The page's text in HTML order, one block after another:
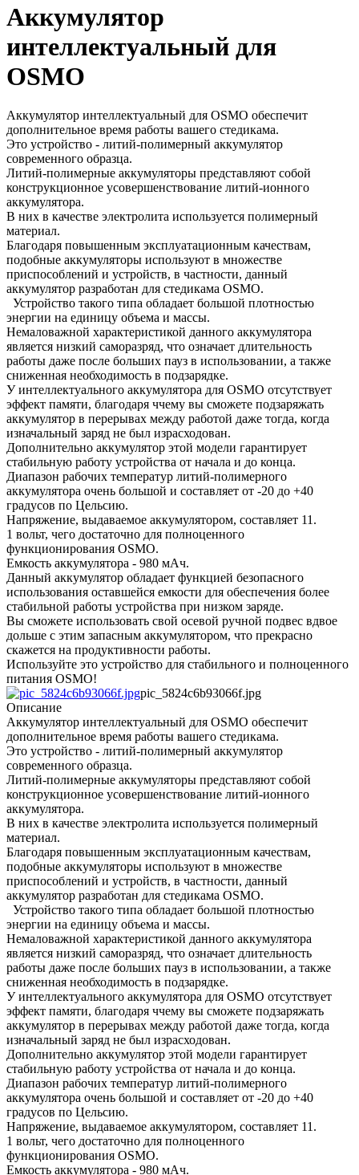
Аккумулятор
интеллектуальный для
OSMO
Аккумулятор интеллектуальный для OSMO обеспечит
дополнительное время работы вашего стедикама.
Это устройство - литий-полимерный аккумулятор
современного образца.
Литий-полимерные аккумуляторы представляют собой
конструкционное усовершенствование литий-ионного
аккумулятора.
В них в качестве электролита используется полимерный
материал.
Благодаря повышенным эксплуатационным качествам,
подобные аккумуляторы используют в множестве
приспособлений и устройств, в частности, данный
аккумулятор разработан для стедикама OSMO.
Устройство такого типа обладает большой плотностью
энергии на единицу объема и массы.
Немаловажной характеристикой данного аккумулятора
является низкий саморазряд, что означает длительность
работы даже после больших пауз в использовании, а также
сниженная необходимость в подзарядке.
У интеллектуального аккумулятора для OSMO отсутствует
эффект памяти, благодаря ччему вы сможете подзаряжать
аккумулятор в перерывах между работой даже тогда, когда
изначальный заряд не был израсходован.
Дополнительно аккумулятор этой модели гарантирует
стабильную работу устройства от начала и до конца.
Диапазон рабочих температур литий-полимерного
аккумулятора очень большой и составляет от -20 до +40
градусов по Цельсию.
Напряжение, выдаваемое аккумулятором, составляет 11.
1 вольт, чего достаточно для полноценного
функционирования OSMO.
Емкость аккумулятора - 980 мАч.
Данный аккумулятор обладает функцией безопасного
использования оставшейся емкости для обеспечения более
стабильной работы устройства при низком заряде.
Вы сможете использовать свой осевой ручной подвес вдвое
дольше с этим запасным аккумулятором, что прекрасно
скажется на продуктивности работы.
Используйте это устройство для стабильного и полноценного
питания OSMO!
pic_5824c6b93066f.jpg
Описание
Аккумулятор интеллектуальный для OSMO обеспечит
дополнительное время работы вашего стедикама.
Это устройство - литий-полимерный аккумулятор
современного образца.
Литий-полимерные аккумуляторы представляют собой
конструкционное усовершенствование литий-ионного
аккумулятора.
В них в качестве электролита используется полимерный
материал.
Благодаря повышенным эксплуатационным качествам,
подобные аккумуляторы используют в множестве
приспособлений и устройств, в частности, данный
аккумулятор разработан для стедикама OSMO.
Устройство такого типа обладает большой плотностью
энергии на единицу объема и массы.
Немаловажной характеристикой данного аккумулятора
является низкий саморазряд, что означает длительность
работы даже после больших пауз в использовании, а также
сниженная необходимость в подзарядке.
У интеллектуального аккумулятора для OSMO отсутствует
эффект памяти, благодаря ччему вы сможете подзаряжать
аккумулятор в перерывах между работой даже тогда, когда
изначальный заряд не был израсходован.
Дополнительно аккумулятор этой модели гарантирует
стабильную работу устройства от начала и до конца.
Диапазон рабочих температур литий-полимерного
аккумулятора очень большой и составляет от -20 до +40
градусов по Цельсию.
Напряжение, выдаваемое аккумулятором, составляет 11.
1 вольт, чего достаточно для полноценного
функционирования OSMO.
Емкость аккумулятора - 980 мАч.